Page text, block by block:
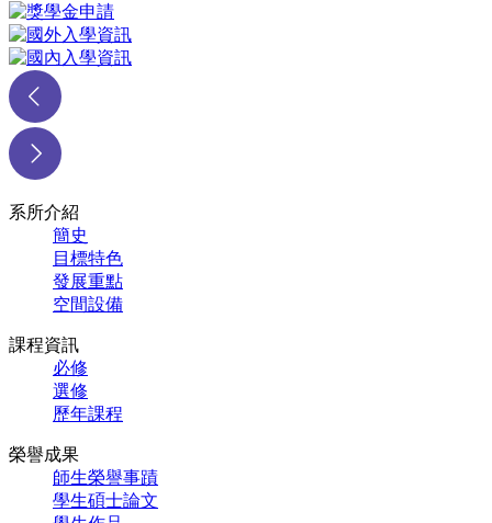
系所介紹
簡史
目標特色
發展重點
空間設備
課程資訊
必修
選修
歷年課程
榮譽成果
師生榮譽事蹟
學生碩士論文